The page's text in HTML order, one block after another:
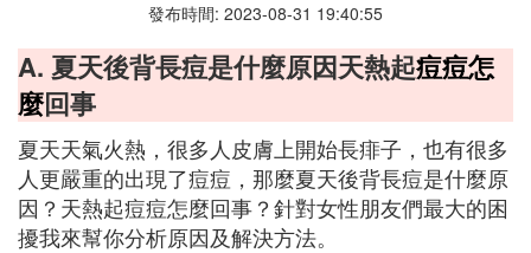
發布時間: 2023-08-31 19:40:55
A. 夏天後背長痘是什麼原因天熱起痘痘怎
麼回事
夏天天氣火熱，很多人皮膚上開始長痱子，也有很多
人更嚴重的出現了痘痘，那麼夏天後背長痘是什麼原
因？天熱起痘痘怎麼回事？針對女性朋友們最大的困
擾我來幫你分析原因及解決方法。